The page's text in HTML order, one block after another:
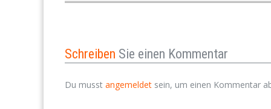
Schreiben Sie einen Kommentar
Du musst angemeldet sein, um einen Kommentar